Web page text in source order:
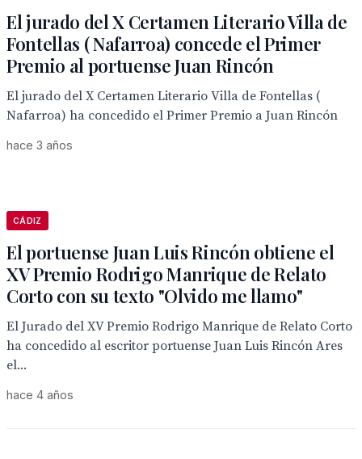
El jurado del X Certamen Literario Villa de
Fontellas ( Nafarroa) concede el Primer
Premio al portuense Juan Rincón
El jurado del X Certamen Literario Villa de Fontellas (
Nafarroa) ha concedido el Primer Premio a Juan Rincón
hace 3 años
CÁDIZ
El portuense Juan Luis Rincón obtiene el
XV Premio Rodrigo Manrique de Relato
Corto con su texto "Olvido me llamo"
El Jurado del XV Premio Rodrigo Manrique de Relato Corto
ha concedido al escritor portuense Juan Luis Rincón Ares
el...
hace 4 años